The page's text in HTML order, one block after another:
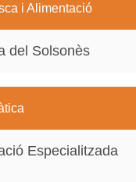
i Alimentació
del Solsonès
Especialitzada